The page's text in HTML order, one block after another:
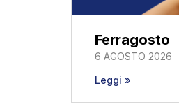
Ferragosto
6 AGOSTO 2026
Leggi »